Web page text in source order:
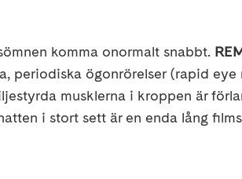
komma onormalt snabbt.
periodiska ögonrörelser (rapid eye
musklerna i kroppen är
i stort sett är en enda lång